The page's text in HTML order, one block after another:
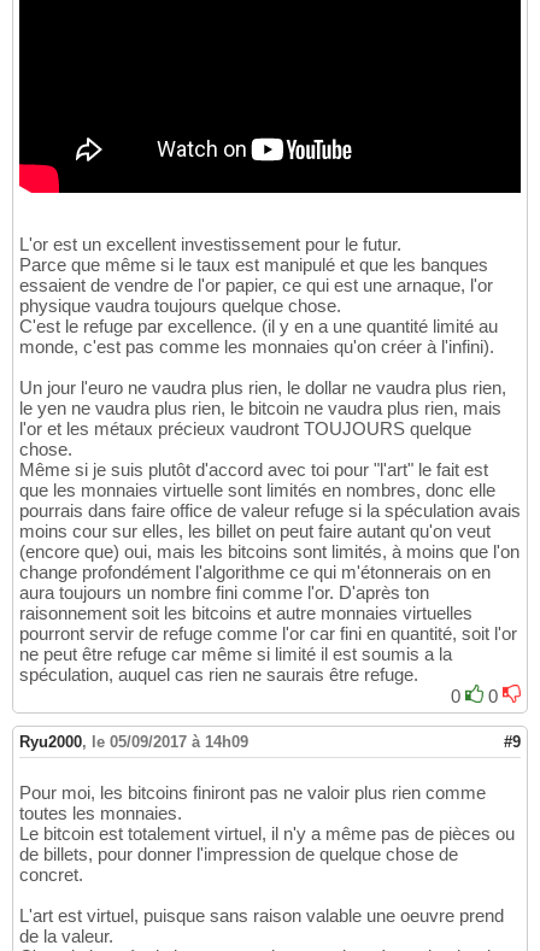
L'or est un excellent investissement pour le futur.
Parce que même si le taux est manipulé et que les banques
essaient de vendre de l'or papier, ce qui est une arnaque, l'or
physique vaudra toujours quelque chose.
C'est le refuge par excellence. (il y en a une quantité limité au
monde, c'est pas comme les monnaies qu'on créer à l'infini).
Un jour l'euro ne vaudra plus rien, le dollar ne vaudra plus rien,
le yen ne vaudra plus rien, le bitcoin ne vaudra plus rien, mais
l'or et les métaux précieux vaudront TOUJOURS quelque
chose.
Même si je suis plutôt d'accord avec toi pour "l'art" le fait est
que les monnaies virtuelle sont limités en nombres, donc elle
pourrais dans faire office de valeur refuge si la spéculation avais
moins cour sur elles, les billet on peut faire autant qu'on veut
(encore que) oui, mais les bitcoins sont limités, à moins que l'on
change profondément l'algorithme ce qui m'étonnerais on en
aura toujours un nombre fini comme l'or. D'après ton
raisonnement soit les bitcoins et autre monnaies virtuelles
pourront servir de refuge comme l'or car fini en quantité, soit l'or
ne peut être refuge car même si limité il est soumis a la
spéculation, auquel cas rien ne saurais être refuge.
0
0
Ryu2000, le 05/09/2017 à 14h09 #9
Pour moi, les bitcoins finiront pas ne valoir plus rien comme
toutes les monnaies.
Le bitcoin est totalement virtuel, il n'y a même pas de pièces ou
de billets, pour donner l'impression de quelque chose de
concret.
L'art est virtuel, puisque sans raison valable une oeuvre prend
de la valeur.